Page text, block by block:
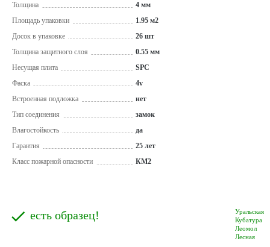
Толщина
4 мм
Площадь упаковки
1.95 м2
Досок в упаковке
26 шт
Толщина защитного слоя
0.55 мм
Несущая плита
SPC
Фаска
4v
Встроенная подложка
нет
Тип соединения
замок
Влагостойкость
да
Гарантия
25 лет
Класс пожарной опасности
КМ2
Уральская
Кубатура
Леомол
Лесная
есть образец!